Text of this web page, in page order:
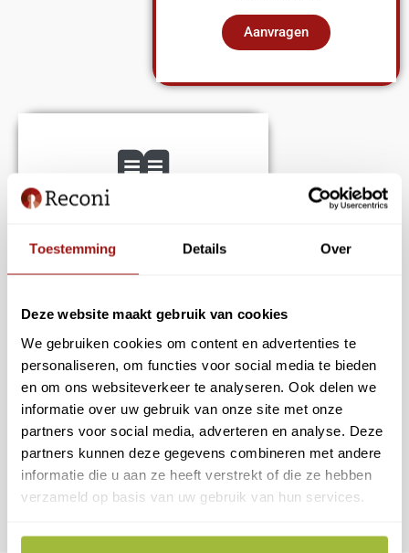
Toestemming Details Over
Deze website maakt gebruik van cookies
We gebruiken cookies om content en advertenties te
personaliseren, om functies voor social media te bieden
en om ons websiteverkeer te analyseren. Ook delen we
informatie over uw gebruik van onze site met onze
partners voor social media, adverteren en analyse. Deze
partners kunnen deze gegevens combineren met andere
informatie die u aan ze heeft verstrekt of die ze hebben
verzameld op basis van uw gebruik van hun services.
Aanvragen
certificaat
Als u nog geen
heeft, vraag deze dan
eerst aan via
onderstaande knop.
Alleen met PKIoverheid
certificaat kan EH4
aangevraagd worden.
Aanvragen